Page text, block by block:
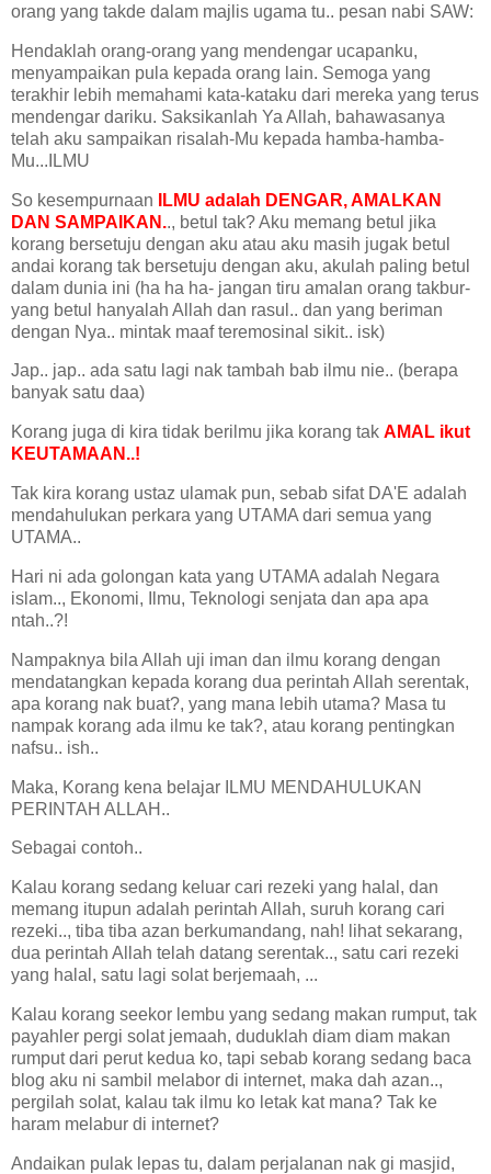
orang yang takde dalam majlis ugama tu.. pesan nabi SAW:
Hendaklah orang-orang yang mendengar ucapanku,
menyampaikan pula kepada orang lain. Semoga yang
terakhir lebih memahami kata-kataku dari mereka yang terus
mendengar dariku. Saksikanlah Ya Allah, bahawasanya
telah aku sampaikan risalah-Mu kepada hamba-hamba-
Mu...ILMU
So kesempurnaan
ILMU adalah DENGAR, AMALKAN
DAN SAMPAIKAN.., betul tak? Aku memang betul jika
korang bersetuju dengan aku atau aku masih jugak betul
andai korang tak bersetuju dengan aku, akulah paling betul
dalam dunia ini (ha ha ha- jangan tiru amalan orang takbur-
yang betul hanyalah Allah dan rasul.. dan yang beriman
dengan Nya.. mintak maaf teremosinal sikit.. isk)
Jap.. jap.. ada satu lagi nak tambah bab ilmu nie.. (berapa
banyak satu daa)
Korang juga di kira tidak berilmu jika korang tak AMAL ikut
KEUTAMAAN..!
Tak kira korang ustaz ulamak pun, sebab sifat DA'E adalah
mendahulukan perkara yang UTAMA dari semua yang
UTAMA..
Hari ni ada golongan kata yang UTAMA adalah Negara
islam.., Ekonomi, Ilmu, Teknologi senjata dan apa apa
ntah..?!
Nampaknya bila Allah uji iman dan ilmu korang dengan
mendatangkan kepada korang dua perintah Allah serentak,
apa korang nak buat?, yang mana lebih utama? Masa tu
nampak korang ada ilmu ke tak?, atau korang pentingkan
nafsu.. ish..
Maka, Korang kena belajar ILMU MENDAHULUKAN
PERINTAH ALLAH..
Sebagai contoh..
Kalau korang sedang keluar cari rezeki yang halal, dan
memang itupun adalah perintah Allah, suruh korang cari
rezeki.., tiba tiba azan berkumandang, nah! lihat sekarang,
dua perintah Allah telah datang serentak.., satu cari rezeki
yang halal, satu lagi solat berjemaah, ...
Kalau korang seekor lembu yang sedang makan rumput, tak
payahler pergi solat jemaah, duduklah diam diam makan
rumput dari perut kedua ko, tapi sebab korang sedang baca
blog aku ni sambil melabor di internet, maka dah azan..,
pergilah solat, kalau tak ilmu ko letak kat mana? Tak ke
haram melabur di internet?
Andaikan pulak lepas tu, dalam perjalanan nak gi masjid,